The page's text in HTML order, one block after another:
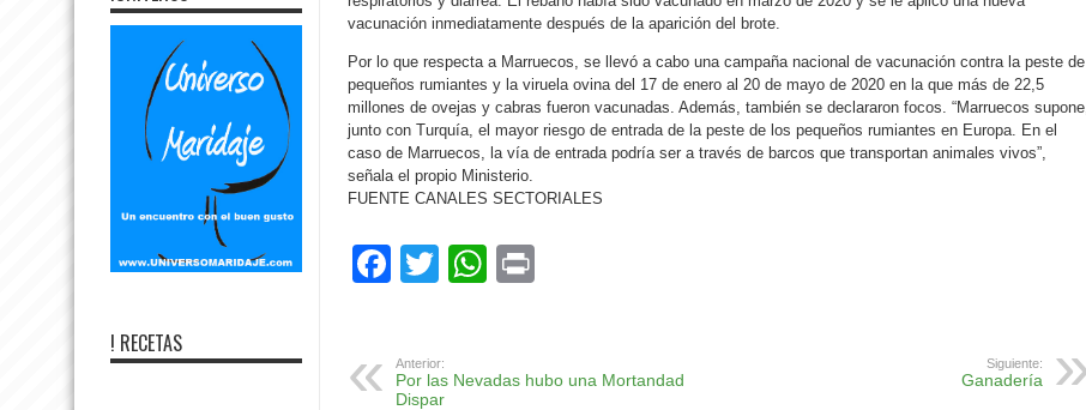
vacunación inmediatamente después de la aparición del brote.
Por lo que respecta a Marruecos, se llevó a cabo una campaña nacional de vacunación contra la peste de
pequeños rumiantes y la viruela ovina del 17 de enero al 20 de mayo de 2020 en la que más de 22,5
millones de ovejas y cabras fueron vacunadas. Además, también se declararon focos. “Marruecos supone,
junto con Turquía, el mayor riesgo de entrada de la peste de los pequeños rumiantes en Europa. En el
caso de Marruecos, la vía de entrada podría ser a través de barcos que transportan animales vivos”,
señala el propio Ministerio.
FUENTE CANALES SECTORIALES
Facebook
TwitterWhatsApp
Anterior:
Por las Nevadas hubo una Mortandad
Dispar
Siguiente:
Ganadería
! RECETAS